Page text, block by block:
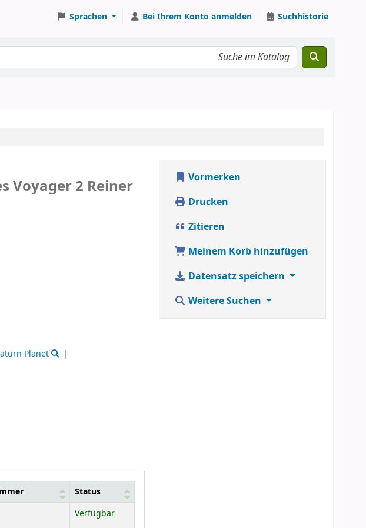
Sprachen Bei Ihrem Konto anmelden Suchhistorie
Voyager 2 Reiner
Planet
Status
Verfügbar
Vormerken
Drucken
Zitieren
Meinem Korb hinzufügen
Datensatz speichern
Weitere Suchen